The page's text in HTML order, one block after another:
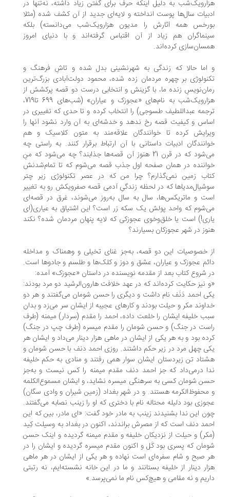
به دلیل اینکه حرف برای گفتن زیاد داشته، نه‌تنها در
سال‌ها پوست انداخته و لایه‌ای جدید از آن کشف شده (مثلا
همه آثارش را مدیون هزارویک‌‌شب می‌دانسته) بلکه
هم زیاد از آن اقتباس گرفته‌اند و با دنیای امروز
کرده‌اند.
اما حالا که زندگی به شهرنشینی بدل شده و تاشِ فرهنگ و
بر چهره‌ مردمان زده شده، محمود دولت‌آبادی بزرگ‌ترین
زنده ما، با گزینش و انتخابی درست دو قصه‌ پرکشش از
هزارویک‌شب به نام‌های «عجوزک و عیاران» (شب‌های 699 تا719،
عبداللطیف طسوجی) را انتخاب کرده و تا حدی که تغییری در
و کیفیت قصه رخ ندهد و خدشه‌ای به آن وارد نشود آنها را
کرده تا خوانندگان علاقه‌مند به متون کلاسیک و هم
ادبیات داستانى با آن ارتباط برقرار کنند. به راستی چه
می‌شود که در قرن 21 هنوز آن قصه‌ها جذابند؟ چه می‌شود که منِ
در همان صفحه‌ اول جذب قصه می‌شوم که تا تمام‌شدنش
زمین نمی‌گذارم؟ چرا من که در عصر تکنولوژی زیر چتر
که در لحظه زندگیِ آدمی قصه‌ صفرویکش رو به تغییر
و ماتریکس‌ها، سال به سال به‌روز می‌شوند، غرق در قصه‌ای
که واحد پولش یک سکه زر است؟ این اشتیاق به عیاری(ای
است یا خلق‌و‌خوی عجوزکی که لایه‌ پنهان مردمان شده؟ نکند
در شهر عجوزکان بسیارند؟
خصوصیات این دو قصه، به‌جز غنای تخیلی و وهمناک و مداخله‌
عجوزک و عیاران، عشق و دوز و کلک‌ها و طلسم و جادوها است.
شروع کتاب بعد از مقدمه‌ نویسنده در داستان «عجوزک» آمده:
نیز حکایت کرده‌اند که در عهد خلافت هارون‌الرشید دو مرد بودند:
احمد دَنَف نام داشت و دیگری را حسن شومان می‌گفتند و هر دو
مکر و حیلت بودند و کارهای عجیبه از ایشان سر می‌زد و بدان
خليفه ایشان را خلعت داده، احمد را مقدم (سردار) میمنه (طرف
در جنگ) و حسن شومان را مقدم میسره (طرف چپ در جنگ)
بود و به هر یکی از ایشان در ماهی هزار دینار می‌داد و ایشان هر
چهل مرد در زیر حکم داشتند. روزی احمد دنف با حسن شومان و
تن زیردستان ایشان سوار همی رفتند و منادی به حکم خلیفه
درمی‌داد که جز احمد دنف مقدم میمنه را کس نیست و به‌جز
شومان کسی به سرهنگی میسره نشاید، و ایشان مسموع‌الكلمه
هستند. و در شهر بغداد (زمین شیران و وادی سگان)
بود دلیله‌ محتاله نام با دختری که او را زینب نصابه می‌گفتند.
این ندا بشنیدند زینب به مادر خود گفت: «ای مادر، بین که این
دنف است که از مصرش براندند، اکنون در بغداد به وسيلت کِید
و حيلت از نزدیکان خلیفه و مقدم میمنه گردیده و اینک حسن
که پسری بود کَل و اکنون مقدم میسره گردیده و ایشان را در
صبح و شام سفره‌ای است نهاده و هر یکی از ایشان در هر ماهی
دینار از خلیفه بستانند و ما در این خانه نشسته‌ایم، نه رتبتی
و نه مقامی و هیچ‌کس نام ما نمی‌پرسد.»